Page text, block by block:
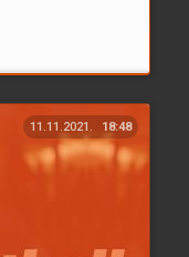
11.11.2021. 18:48